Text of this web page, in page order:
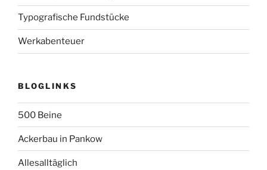
Typografische Fundstücke
Werkabenteuer
BLOGLINKS
500 Beine
Ackerbau in Pankow
Allesalltäglich